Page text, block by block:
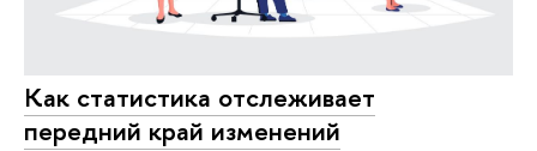
Как статистика отслеживает
передний край изменений